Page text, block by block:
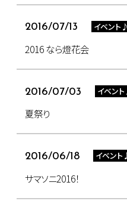
2016/07/13 イベント♪
2016 なら燈花会
2016/07/03 イベン
夏祭り
2016/06/18 イベント
サマソニ2016！